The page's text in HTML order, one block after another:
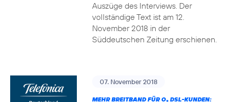
Auszüge des Interviews. Der
vollständige Text ist am 12.
November 2018 in der
Süddeutschen Zeitung erschienen.
07. November 2018
MEHR BREITBAND FÜR O DSL-KUNDEN: